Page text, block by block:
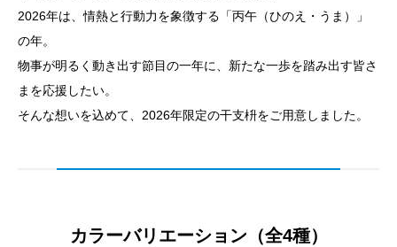
2026年は、情熱と行動力を象徴する「丙午（ひのえ・うま）」
の年。
物事が明るく動き出す節目の一年に、新たな一歩を踏み出す皆さ
まを応援したい。
そんな想いを込めて、2026年限定の干支枡をご用意しました。
カラーバリエーション（全4種）